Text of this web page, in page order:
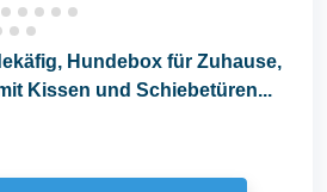
Hundebox für Zuhause,
Kissen und Schiebetüren...